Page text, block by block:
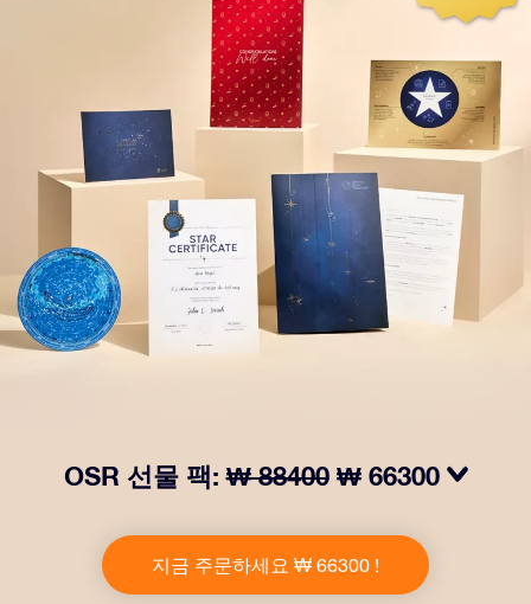
OSR 선물 팩:₩ 88400 ₩ 66300
투와 퍼스널라이즈 문서가 선택한 주소로 발송되고 디지
털 문서가 제공되며 무료로 OSR 앱을 이용할 수 있습니
다. OSR Gift Pack은 친구나 사랑하는 사람에게 영원히
지금 주문하세요 ₩ 66300 !